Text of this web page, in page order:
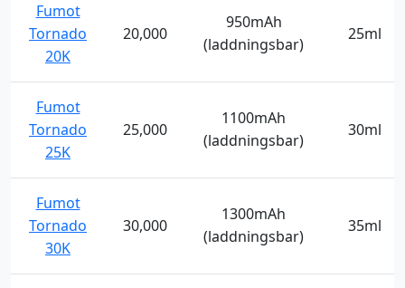
Fumot
Tornado
20K
20,000
950mAh
(laddningsbar)
25ml
Fumot
Tornado
25K
25,000
1100mAh
(laddningsbar)
30ml
Fumot
Tornado
30K
30,000
1300mAh
(laddningsbar)
35ml